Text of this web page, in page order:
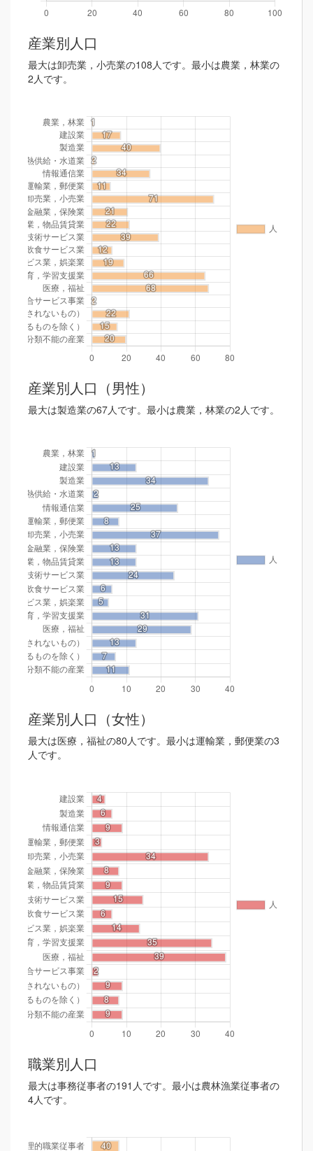
産業別人口
最大は卸売業，小売業の108人です。最小は農業，林業の
2人です。
産業別人口（男性）
最大は製造業の67人です。最小は農業，林業の2人です。
産業別人口（女性）
最大は医療，福祉の80人です。最小は運輸業，郵便業の3
人です。
職業別人口
最大は事務従事者の191人です。最小は農林漁業従事者の
4人です。